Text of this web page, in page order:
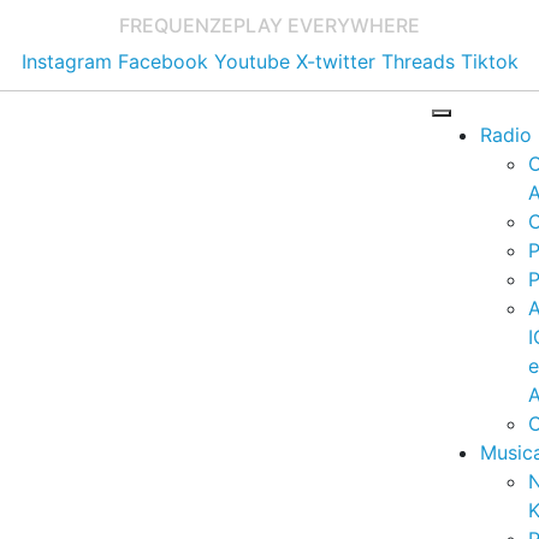
FREQUENZEPLAY EVERYWHERE
Instagram Facebook Youtube X-twitter Threads Tiktok
Radio
e